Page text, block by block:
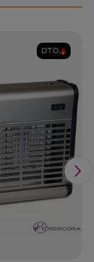
DTO.